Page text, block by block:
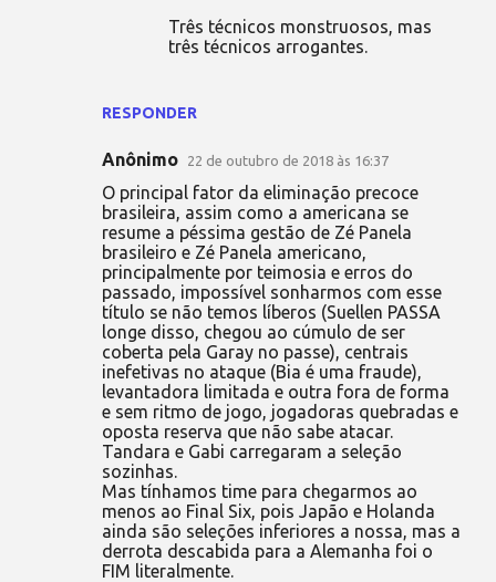
RESPONDER
Três técnicos monstruosos, mas
três técnicos arrogantes.
Anônimo 22 de outubro de 2018 às 16:37
O principal fator da eliminação precoce
brasileira, assim como a americana se
resume a péssima gestão de Zé Panela
brasileiro e Zé Panela americano,
principalmente por teimosia e erros do
passado, impossível sonharmos com esse
título se não temos líberos (Suellen PASSA
longe disso, chegou ao cúmulo de ser
coberta pela Garay no passe), centrais
inefetivas no ataque (Bia é uma fraude),
levantadora limitada e outra fora de forma
e sem ritmo de jogo, jogadoras quebradas e
oposta reserva que não sabe atacar.
Tandara e Gabi carregaram a seleção
sozinhas.
Mas tínhamos time para chegarmos ao
menos ao Final Six, pois Japão e Holanda
ainda são seleções inferiores a nossa, mas a
derrota descabida para a Alemanha foi o
FIM literalmente.